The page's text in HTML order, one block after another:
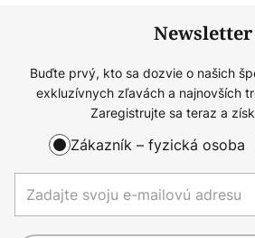
Newsletter
Buďte prvý, kto sa dozvie o našich
exkluzívnych zľavách a najnovších
Zaregistrujte sa teraz a
Zákazník – fyzická osoba